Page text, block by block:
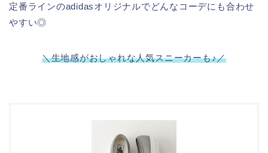
定番ラインのadidasオリジナルでどんなコーデにも合わせ
やすい◎
＼生地感がおしゃれな人気スニーカーも♪／